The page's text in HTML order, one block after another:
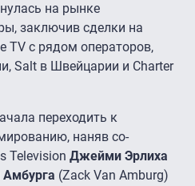
на рынке
заключив сделки на
TV с рядом операторов,
Salt в Швейцарии и Charter
переходить к
наняв со-
Television Джейми Эрлиха
(Zack Van Amburg)